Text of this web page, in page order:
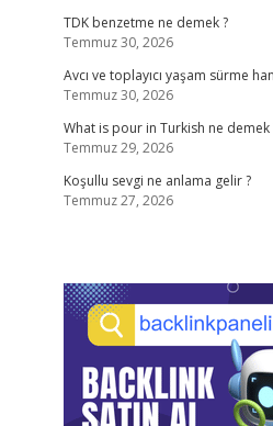
TDK benzetme ne demek ?
Temmuz 30, 2026
Avcı ve toplayıcı yaşam sürme
Temmuz 30, 2026
What is pour in Turkish ne demek
Temmuz 29, 2026
Koşullu sevgi ne anlama gelir ?
Temmuz 27, 2026